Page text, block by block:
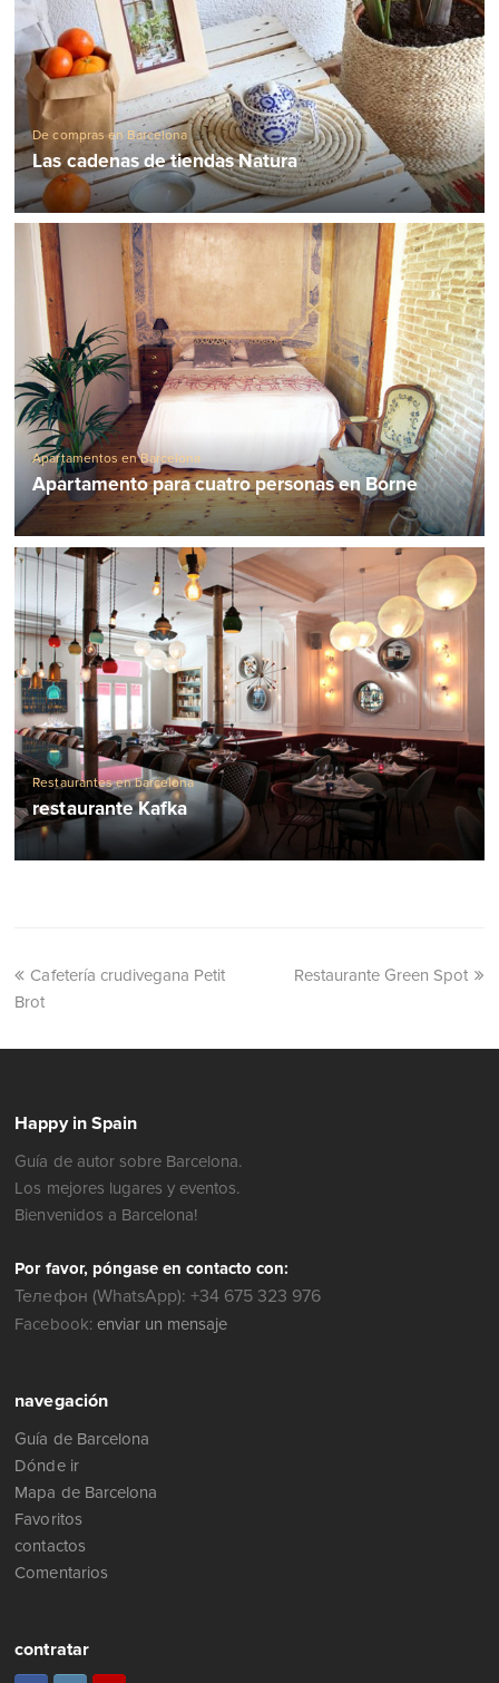
De compras en Barcelona
Las cadenas de tiendas Natura
Apartamentos en Barcelona
Apartamento para cuatro personas en Borne
Restaurantes en barcelona
restaurante Kafka
Cafetería crudivegana Petit
Brot
Restaurante Green Spot
Happy in Spain
Guía de autor sobre Barcelona.
Los mejores lugares y eventos.
Bienvenidos a Barcelona!
Por favor, póngase en contacto con:
Телефон (WhatsApp): +34 675 323 976
Facebook: enviar un mensaje
navegación
Guía de Barcelona
Dónde ir
Mapa de Barcelona
Favoritos
contactos
Comentarios
contratar